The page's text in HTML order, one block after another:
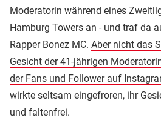
Moderatorin während eines
Hamburg Towers an - und traf da
Rapper Bonez MC. Aber nicht das
Gesicht der 41-jährigen
der Fans und Follower auf
wirkte seltsam eingefroren, ihr
und faltenfrei.